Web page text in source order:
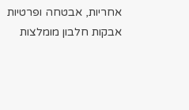
אחריות, אבטחה ופרטיות
אבקות חלבון מומלצות